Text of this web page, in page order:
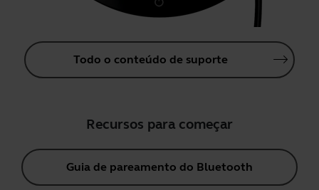
Todo o conteúdo de suporte
Recursos para começar
Guia de pareamento do Bluetooth